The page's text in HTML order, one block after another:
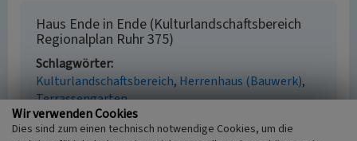
Haus Ende in Ende (Kulturlandschaftsbereich
Regionalplan Ruhr 375)
Schlagwörter
Kulturlandschaftsbereich Herrenhaus (Bauwerk)
Terrassengarten
Fachsicht(en)
Kulturlandschaftspflege, Archäologie,
Wir verwenden Cookies
Dies sind zum einen technisch notwendige Cookies, um die